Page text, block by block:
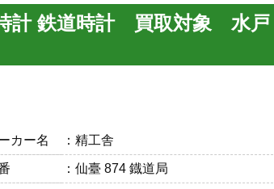
計 鉄道時計 買取対象 水戸
カー名 精工舎
仙臺 874 鐡道局